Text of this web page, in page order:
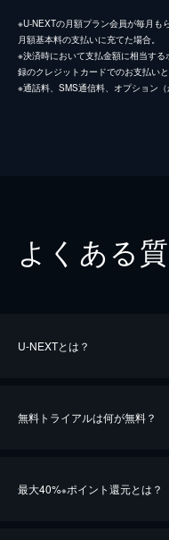
※U-NEXTの月額プラン会員が毎月
月額基本料の支払いに充てた場合。
※決済時において支払金額に相当す
録のクレジットカードでのお支払いと
※通話料、SMS通信料、オプション
よくある
U-NEXTとは？
無料トライアルは何が無料？
最大40%※ポイント還元とは？